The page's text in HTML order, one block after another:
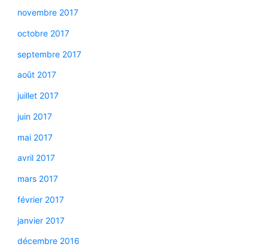
novembre 2017
octobre 2017
septembre 2017
août 2017
juillet 2017
juin 2017
mai 2017
avril 2017
mars 2017
février 2017
janvier 2017
décembre 2016